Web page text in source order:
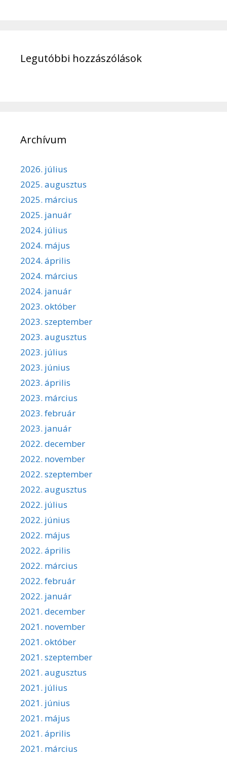
Legutóbbi hozzászólások
Archívum
2026. július
2025. augusztus
2025. március
2025. január
2024. július
2024. május
2024. április
2024. március
2024. január
2023. október
2023. szeptember
2023. augusztus
2023. július
2023. június
2023. április
2023. március
2023. február
2023. január
2022. december
2022. november
2022. szeptember
2022. augusztus
2022. július
2022. június
2022. május
2022. április
2022. március
2022. február
2022. január
2021. december
2021. november
2021. október
2021. szeptember
2021. augusztus
2021. július
2021. június
2021. május
2021. április
2021. március